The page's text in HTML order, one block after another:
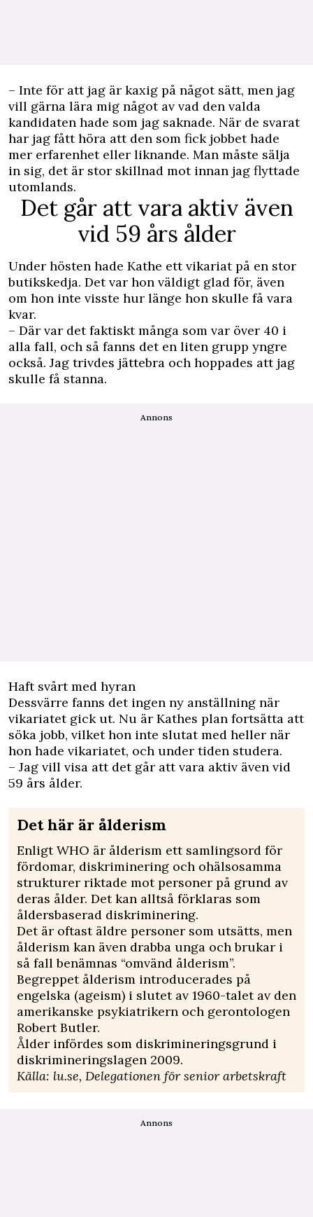
– Inte för att jag är kaxig på något sätt, men jag
vill gärna lära mig något av vad den valda
kandidaten hade som jag saknade. När de svarat
har jag fått höra att den som fick jobbet hade
mer erfarenhet eller liknande. Man måste sälja
in sig, det är stor skillnad mot innan jag flyttade
utomlands.
Det går att vara aktiv även
vid 59 års ålder
Under hösten hade Kathe ett vikariat på en stor
butikskedja. Det var hon väldigt glad för, även
om hon inte visste hur länge hon skulle få vara
kvar.
– Där var det faktiskt många som var över 40 i
alla fall, och så fanns det en liten grupp yngre
också. Jag trivdes jättebra och hoppades att jag
skulle få stanna.
Annons
Haft svårt med hyran
Dessvärre fanns det ingen ny anställning när
vikariatet gick ut. Nu är Kathes plan fortsätta att
söka jobb, vilket hon inte slutat med heller när
hon hade vikariatet, och under tiden studera.
– Jag vill visa att det går att vara aktiv även vid
59 års ålder.
Det här är ålderism
Enligt WHO är ålderism ett samlingsord för
fördomar, diskriminering och ohälsosamma
strukturer riktade mot personer på grund av
deras ålder. Det kan alltså förklaras som
åldersbaserad diskriminering.
Det är oftast äldre personer som utsätts, men
ålderism kan även drabba unga och brukar i
så fall benämnas “omvänd ålderism”.
Begreppet ålderism introducerades på
engelska (ageism) i slutet av 1960-talet av den
amerikanske psykiatrikern och gerontologen
Robert Butler.
Ålder infördes som diskrimineringsgrund i
diskrimineringslagen 2009.
Källa: lu.se, Delegationen för senior arbetskraft
Annons